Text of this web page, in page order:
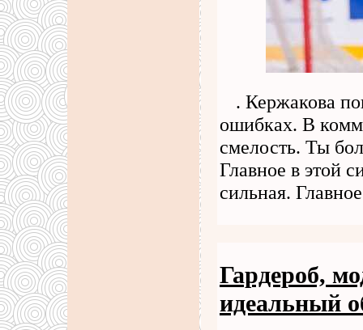
. Кержакова
ошибках. В
смелость. Ты
Главное в этой
сильная.
Гардероб,
идеальный